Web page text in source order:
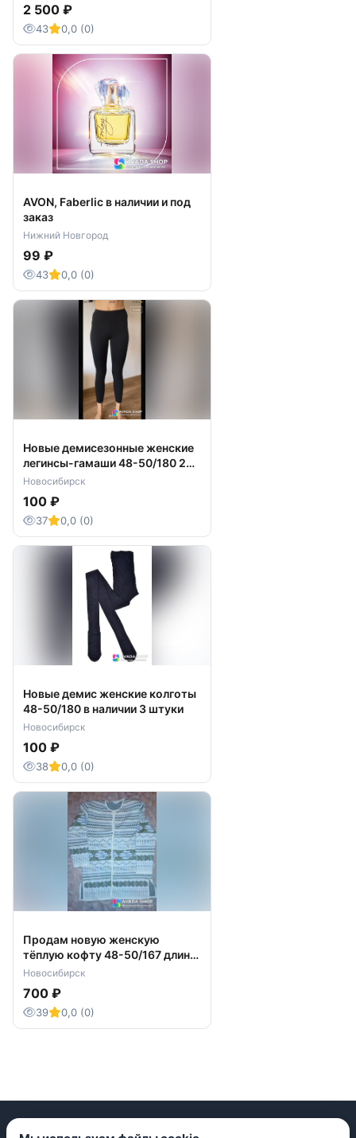
2 500 ₽
43 0,0 (0)
AVON, Faberlic в наличии и под
заказ
Нижний Новгород
99 ₽
43 0,0 (0)
Новые демисезонные женские
легинсы-гамаши 48-50/180 2
штуки
Новосибирск
100 ₽
37 0,0 (0)
Новые демис женские колготы
48-50/180 в наличии 3 штуки
Новосибирск
100 ₽
38 0,0 (0)
Продам новую женскую
тёплую кофту 48-50/167 длина
по спинке 78см
Новосибирск
700 ₽
39 0,0 (0)